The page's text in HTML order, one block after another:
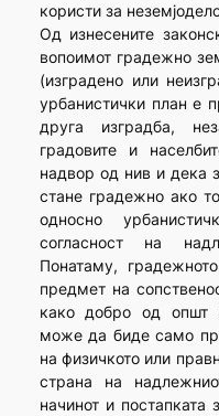
користи за
Од изнесените
вопоимот градежно
(изградено или
урбанистички план е
друга изградба,
градовите и
надвор од нив и дека
стане градежно ако
односно
согласност на
Понатаму,
предмет на
како добро од општ
може да биде само
на физичкото или
страна на
начинот и